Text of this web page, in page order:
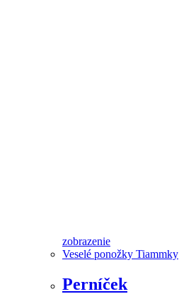
zobrazenie
Veselé ponožky Tiammky
Perníček